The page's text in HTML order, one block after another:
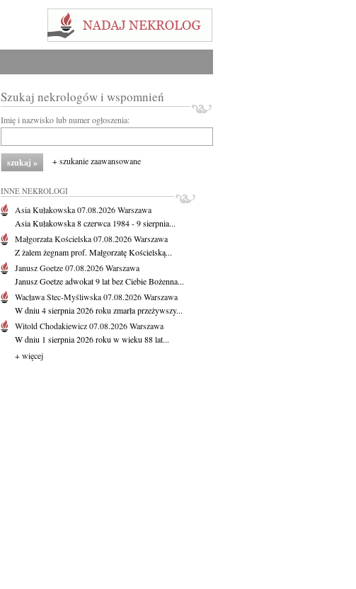
Szukaj nekrologów i wspomnień
Imię i nazwisko lub numer ogłoszenia:
+ szukanie zaawansowane
INNE NEKROLOGI
Asia Kułakowska07.08.2026Warszawa
Asia Kułakowska 8 czerwca 1984 - 9 sierpnia...
Małgorzata Kościelska07.08.2026Warszawa
Z żalem żegnam prof. Małgorzatę Kościelską...
Janusz Goetze07.08.2026Warszawa
Janusz Goetze adwokat 9 lat bez Ciebie Bożenna...
Wacława Stec-Myśliwska07.08.2026Warszawa
W dniu 4 sierpnia 2026 roku zmarła przeżywszy...
Witold Chodakiewicz07.08.2026Warszawa
W dniu 1 sierpnia 2026 roku w wieku 88 lat...
+ więcej